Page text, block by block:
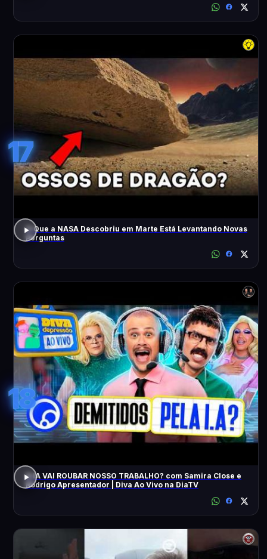
17
O Que a NASA Descobriu em Marte Está Levantando Novas
Perguntas
18
A IA VAI ROUBAR NOSSO TRABALHO? com Samira Close e
Rodrigo Apresentador | Diva Ao Vivo na DiaTV